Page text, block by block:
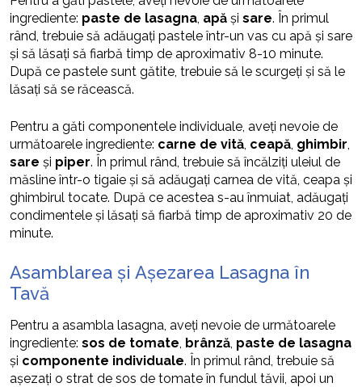
ingrediente: paste de lasagna, apă și sare. În primul
rând, trebuie să adăugați pastele într-un vas cu apă și sare
și să lăsați să fiarbă timp de aproximativ 8-10 minute.
După ce pastele sunt gătite, trebuie să le scurgeți și să le
lăsați să se răcească.
Pentru a găti componentele individuale, aveți nevoie de
următoarele ingrediente: carne de vită, ceapă, ghimbir,
sare și piper. În primul rând, trebuie să încălziți uleiul de
măsline într-o tigaie și să adăugați carnea de vită, ceapa și
ghimbirul tocate. După ce acestea s-au înmuiat, adăugați
condimentele și lăsați să fiarbă timp de aproximativ 20 de
minute.
Asamblarea și Așezarea Lasagna în
Tavă
Pentru a asambla lasagna, aveți nevoie de următoarele
ingrediente: sos de tomate, brânză, paste de lasagna
și componente individuale. În primul rând, trebuie să
așezați o strat de sos de tomate în fundul tăvii, apoi un